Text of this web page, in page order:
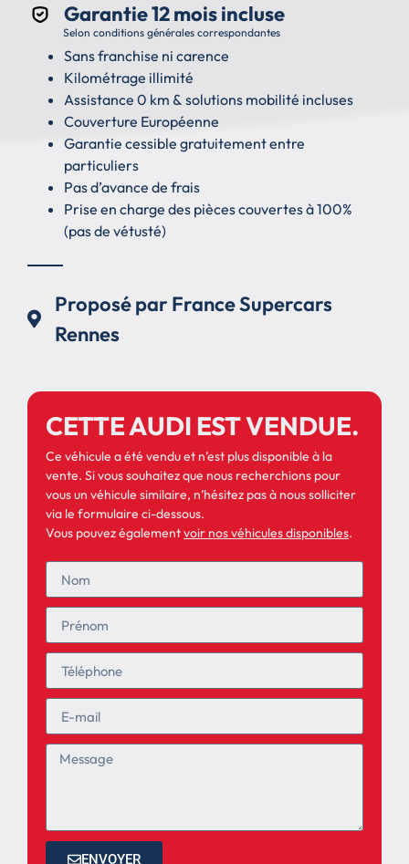
Garantie 12 mois incluse
Selon conditions générales correspondantes
Sans franchise ni carence
Kilométrage illimité
Assistance 0 km & solutions mobilité incluses
Couverture Européenne
Garantie cessible gratuitement entre
particuliers
Pas d’avance de frais
Prise en charge des pièces couvertes à 100%
(pas de vétusté)
Proposé par France Supercars
Rennes
CETTE AUDI EST VENDUE.
Ce véhicule a été vendu et n’est plus disponible à la
vente. Si vous souhaitez que nous recherchions pour
vous un véhicule similaire, n’hésitez pas à nous solliciter
via le formulaire ci-dessous.
Vous pouvez égalementvoir nos véhicules disponibles.
ENVOYER